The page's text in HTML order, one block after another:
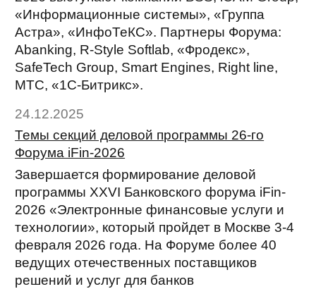
«Информационные системы», «Группа
Астра», «ИнфоТеКС». Партнеры Форума:
Abanking, R-Style Softlab, «Фродекс»,
SafeTech Group, Smart Engines, Right line,
МТС, «1С-Битрикс».
24.12.2025
Темы секций деловой программы 26-го
Форума iFin-2026
Завершается формирование деловой
программы XXVI Банковского форума iFin-
2026 «Электронные финансовые услуги и
технологии», который пройдет в Москве 3-4
февраля 2026 года. На Форуме более 40
ведущих отечественных поставщиков
решений и услуг для банков